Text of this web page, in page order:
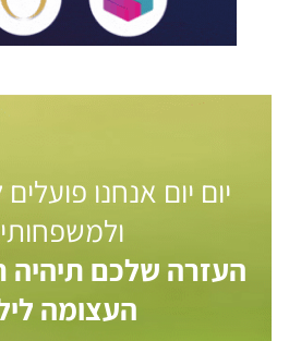
יום יום אנחנו
העזרה שלכם
העצומה